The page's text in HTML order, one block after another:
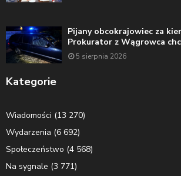
Pijany obcokrajowiec za
Prokurator z Wągrowca
5 sierpnia 2026
Kategorie
Wiadomości (13 270)
Wydarzenia (6 692)
Społeczeństwo (4 568)
Na sygnale (3 771)